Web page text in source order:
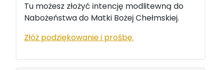
Tu możesz złożyć intencję modlitewną do
Nabożeństwa do Matki Bożej Chełmskiej.
Złóż podziękowanie i prośbę.